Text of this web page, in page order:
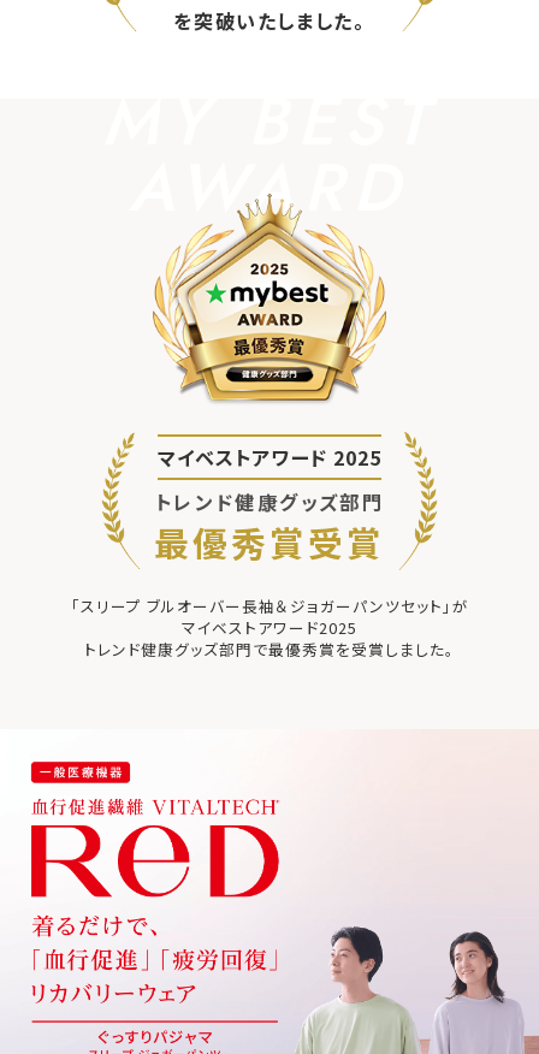
を突破いたしました。
AWARD
マイベストアワード 2025
トレンド健康グッズ部門
最優秀賞受賞
「スリープ ブルオーバー長袖＆ジョガーパンツセット」が
マイベストアワード2025
トレンド健康グッズ部門で最優秀賞を受賞しました。